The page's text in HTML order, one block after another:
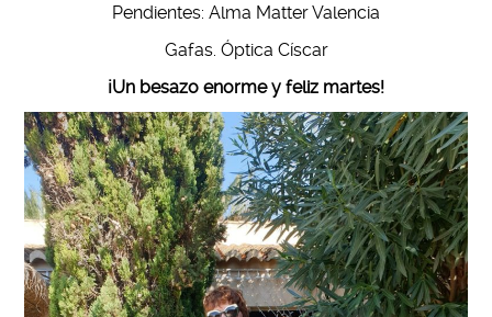
Pendientes: Alma Matter Valencia
Gafas. Óptica Císcar
¡Un besazo enorme y feliz martes!